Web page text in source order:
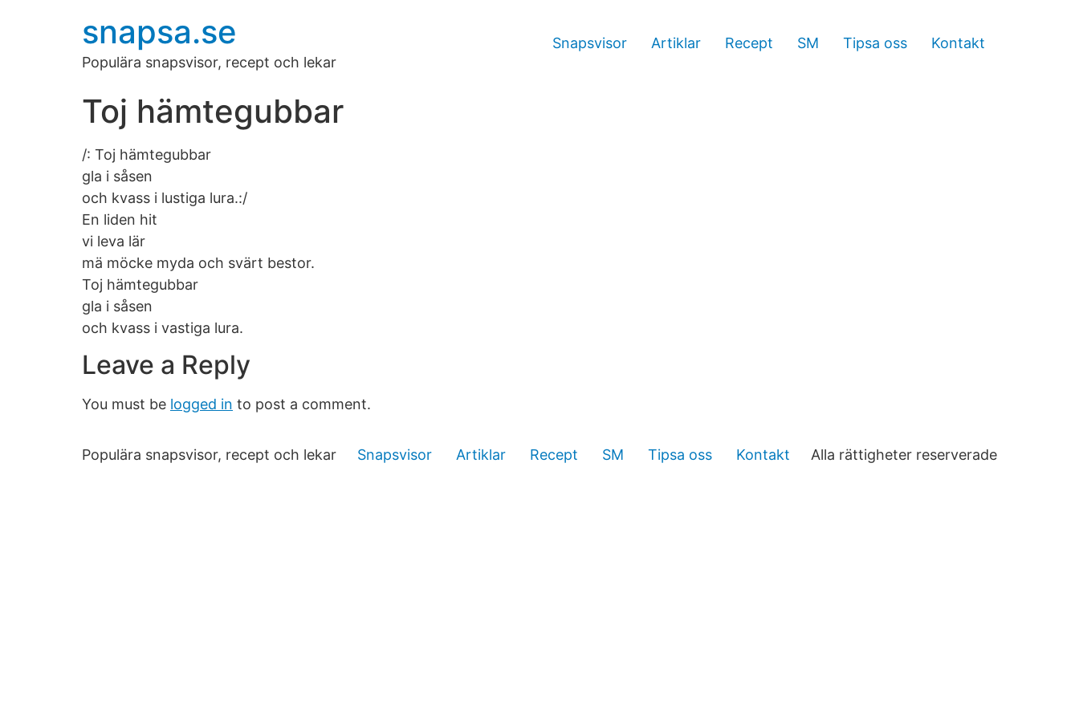
snapsa.se
Populära snapsvisor, recept och lekar
Snapsvisor Artiklar Recept SM Tipsa oss Kontakt
Toj hämtegubbar
/: Toj hämtegubbar
gla i såsen
och kvass i lustiga lura.:/
En liden hit
vi leva lär
mä möcke myda och svärt bestor.
Toj hämtegubbar
gla i såsen
och kvass i vastiga lura.
Leave a Reply
You must be logged in to post a comment.
Populära snapsvisor, recept och lekar Snapsvisor Artiklar Recept SM Tipsa oss Kontakt Alla rättigheter reserverade